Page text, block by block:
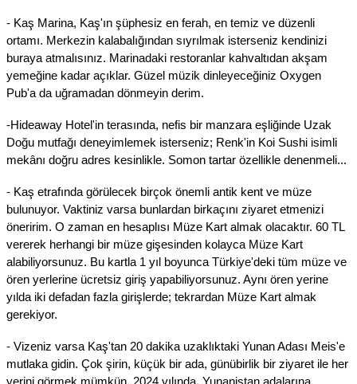
- Kaş Marina, Kaş'ın şüphesiz en ferah, en temiz ve düzenli
ortamı. Merkezin kalabalığından sıyrılmak isterseniz kendinizi
buraya atmalısınız. Marinadaki restoranlar kahvaltıdan akşam
yemeğine kadar açıklar. Güzel müzik dinleyeceğiniz Oxygen
Pub'a da uğramadan dönmeyin derim.
-Hideaway Hotel'in terasında, nefis bir manzara eşliğinde Uzak
Doğu mutfağı deneyimlemek isterseniz; Renk'in Koi Sushi isimli
mekânı doğru adres kesinlikle. Somon tartar özellikle denenmeli...
- Kaş etrafında görülecek birçok önemli antik kent ve müze
bulunuyor. Vaktiniz varsa bunlardan birkaçını ziyaret etmenizi
öneririm. O zaman en hesaplısı Müze Kart almak olacaktır. 60 TL
vererek herhangi bir müze gişesinden kolayca Müze Kart
alabiliyorsunuz. Bu kartla 1 yıl boyunca Türkiye'deki tüm müze ve
ören yerlerine ücretsiz giriş yapabiliyorsunuz. Aynı ören yerine
yılda iki defadan fazla girişlerde; tekrardan Müze Kart almak
gerekiyor.
- Vizeniz varsa Kaş'tan 20 dakika uzaklıktaki Yunan Adası Meis'e
mutlaka gidin. Çok şirin, küçük bir ada, günübirlik bir ziyaret ile her